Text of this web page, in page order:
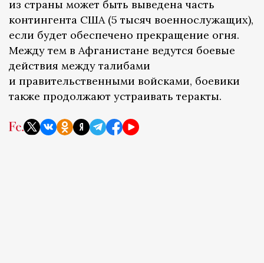
из страны может быть выведена часть
контингента США (5 тысяч военнослужащих),
если будет обеспечено прекращение огня.
Между тем в Афганистане ведутся боевые
действия между талибами
и правительственными войсками, боевики
также продолжают устраивать теракты.